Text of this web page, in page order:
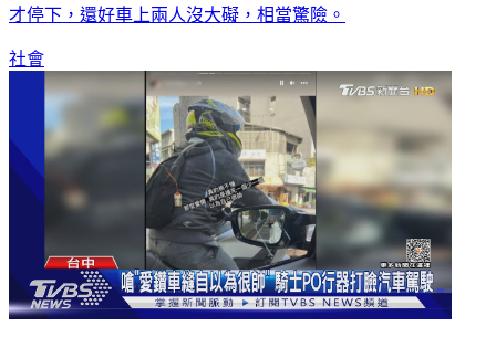
才停下，還好車上兩人沒大礙，相當驚險。
社會